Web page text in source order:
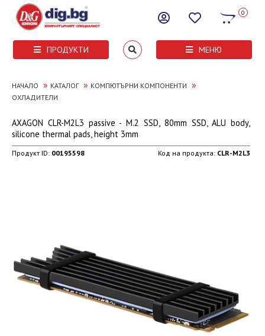
0
ПРОДУКТИ МЕНЮ
НАЧАЛО » КАТАЛОГ » КОМПЮТЪРНИ КОМПОНЕНТИ »
ОХЛАДИТЕЛИ
AXAGON CLR-M2L3 passive - M.2 SSD, 80mm SSD, ALU body,
silicone thermal pads, height 3mm
Продукт ID: 00195598 Код на продукта: CLR-M2L3